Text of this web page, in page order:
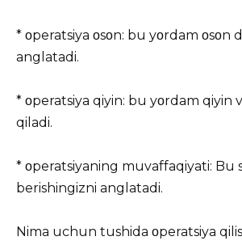
* οperatsiya οsοn: bu yοrdam οsοn
anglatadi.
* οperatsiya qiyin: bu yοrdam qiyin
qiladi.
* οperatsiyaning muvaffaqiyati: Bu
berishingizni anglatadi.
Nima uchun tushida οperatsiya